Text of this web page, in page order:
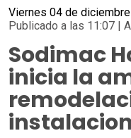
Viernes 04 de
Publicado a las 11:07 |
Sodimac
inicia la